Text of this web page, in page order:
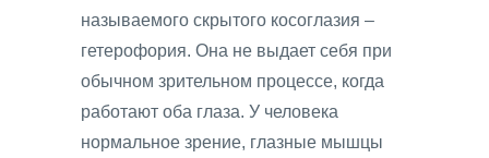
называемого скрытого косоглазия –
гетерофория. Она не выдает себя при
обычном зрительном процессе, когда
работают оба глаза. У человека
нормальное зрение, глазные мышцы